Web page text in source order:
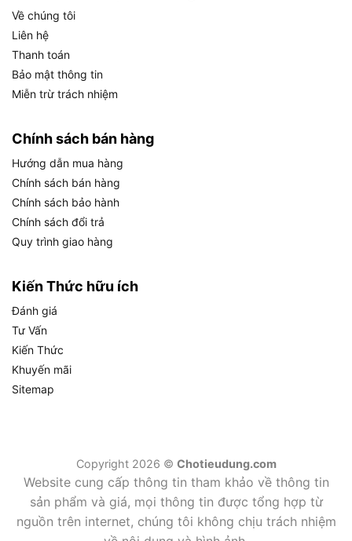
Ai nên chọn bộ thước đo khe hở Licota ATA-0074D
Bộ thước đo khe hở Licota ATA-0074D
cụ lý tưởng cho những ai cần đo khe hở nhỏ với
độ chính xác cao. Sản phẩm phù hợp với:
Thợ sửa chữa ô tô kiểm tra động cơ và bugi.
Kỹ sư cơ khí đo khe hở chi tiết máy móc.
Người làm trong ngành công nghiệp sản xuất
linh kiện.
nhu cầu chuyên nghiệp đến cá nhân.
Chính sách bán hàng tại Chợ Tiêu
Dùng
Về chúng tôi
Liên hệ
Thanh toán
Bảo mật thông tin
Miễn trừ trách nhiệm
Chính sách bán hàng
Hướng dẫn mua hàng
Chính sách bán hàng
Chính sách bảo hành
Chính sách đổi trả
Quy trình giao hàng
Kiến Thức hữu ích
Đánh giá
Tư Vấn
Kiến Thức
Khuyến mãi
Sitemap
Copyright 2026 © Chotieudung.com
Website cung cấp thông tin tham khảo về thông tin
sản phẩm và giá, mọi thông tin được tổng hợp từ
nguồn trên internet, chúng tôi không chịu trách nhiệm